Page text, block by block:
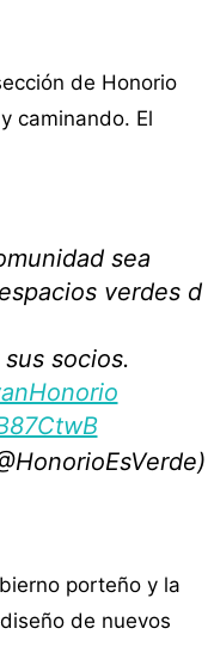
de Honorio
caminando. El
sea
verdes d
socios.
porteño y la
de nuevos